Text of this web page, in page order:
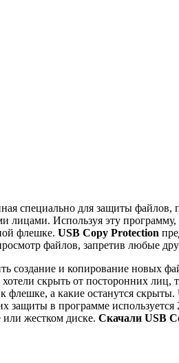
специально для защиты
лицами. Используя эту
флешке. USB Copy Protection
файлов, запретив любые
и копирование новых
скрыть от посторонних
а какие останутся скрыты.
защиты в программе
жестком диске. Скачали USB